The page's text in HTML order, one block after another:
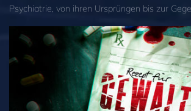
Psychiatrie, von ihren Ursprüngen bis zur